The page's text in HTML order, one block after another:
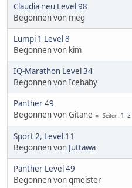
Claudia neu Level 98
Begonnen von meg
Lumpi 1 Level 8
Begonnen von kim
IQ-Marathon Level 34
Begonnen von Icebaby
Panther 49
Begonnen von Gitane
Seiten 1 2
Sport 2, Level 11
Begonnen von Juttawa
Panther Level 49
Begonnen von qmeister